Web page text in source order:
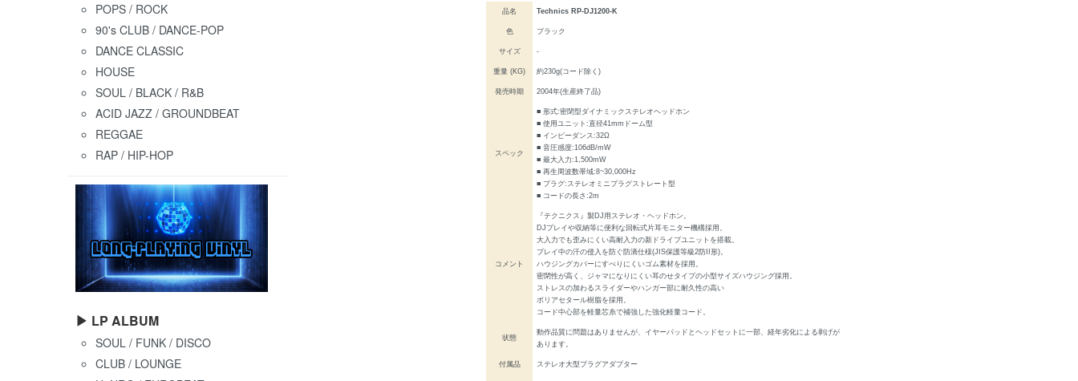
品名 Technics RP-DJ1200-K
色 ブラック
サイズ -
重量 (KG) 約230g(コード除く)
発売時期 2004年(生産終了品)
スペック
■ 形式:密閉型ダイナミックステレオヘッドホン
■ 使用ユニット:直径41mmドーム型
■ インピーダンス:32Ω
■ 音圧感度:106dB/mW
■ 最大入力:1,500mW
■ 再生周波数帯域:8~30,000Hz
■ プラグ:ステレオミニプラグストレート型
■ コードの長さ:2m
コメント
『テクニクス』製DJ用ステレオ・ヘッドホン。
DJプレイや収納等に便利な回転式片耳モニター機構採用。
大入力でも歪みにくい高耐入力の新ドライブユニットを搭載。
プレイ中の汗の侵入を防ぐ防滴仕様(JIS保護等級2防II形)。
ハウジングカバーにすべりにくいゴム素材を採用。
密閉性が高く、ジャマになりにくい耳のせタイプの小型サイズハウジング採用。
ストレスの加わるスライダーやハンガー部に耐久性の高い
ボリアセタール樹脂を採用。
コード中心部を軽量芯糸で補強した強化軽量コード。
状態
動作品質に問題はありませんが、イヤーパッドとヘッドセットに一部、経年劣化による剥げが
あります。
付属品 ステレオ大型プラグアダプター
POPS / ROCK
90's CLUB / DANCE-POP
DANCE CLASSIC
HOUSE
SOUL / BLACK / R&B
ACID JAZZ / GROUNDBEAT
REGGAE
RAP / HIP-HOP
▶ LP ALBUM
SOUL / FUNK / DISCO
CLUB / LOUNGE